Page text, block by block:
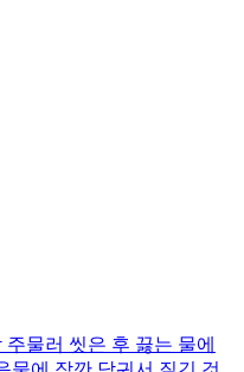
물러 씻은 후 끓는 물에